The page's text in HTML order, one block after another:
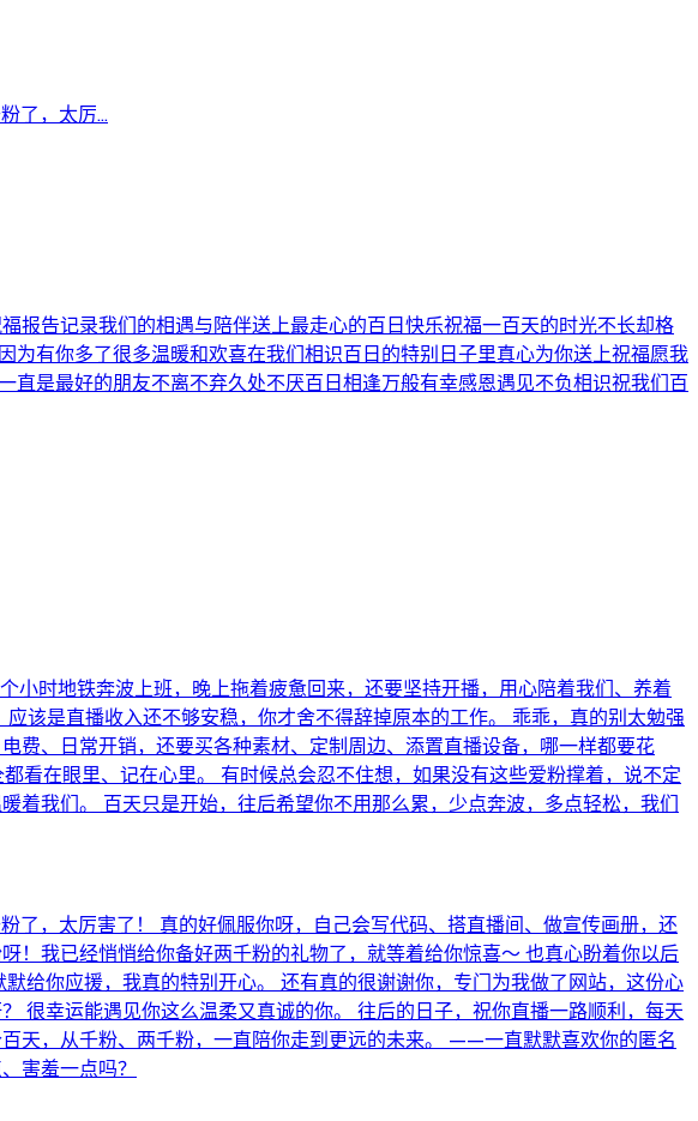
了，太厉...
报告记录我们的相遇与陪伴送上最走心的百日快乐祝福一百天的时光不长却格
有你多了很多温暖和欢喜在我们相识百日的特别日子里真心为你送上祝福愿我
是最好的朋友不离不弃久处不厌百日相逢万般有幸感恩遇见不负相识祝我们百
时地铁奔波上班，晚上拖着疲惫回来，还要坚持开播，用心陪着我们、养着
该是直播收入还不够安稳，你才舍不得辞掉原本的工作。 乖乖，真的别太勉强
费、日常开销，还要买各种素材、定制周边、添置直播设备，哪一样都要花
看在眼里、记在心里。 有时候总会忍不住想，如果没有这些爱粉撑着，说不定
着我们。 百天只是开始，往后希望你不用那么累，少点奔波，多点轻松，我们
了，太厉害了！ 真的好佩服你呀，自己会写代码、搭直播间、做宣传画册，还
！我已经悄悄给你备好两千粉的礼物了，就等着给你惊喜～ 也真心盼着你以后
给你应援，我真的特别开心。 还有真的很谢谢你，专门为我做了网站，这份心
很幸运能遇见你这么温柔又真诚的你。 往后的日子，祝你直播一路顺利，每天
天，从千粉、两千粉，一直陪你走到更远的未来。 ——一直默默喜欢你的匿名
害羞一点吗？